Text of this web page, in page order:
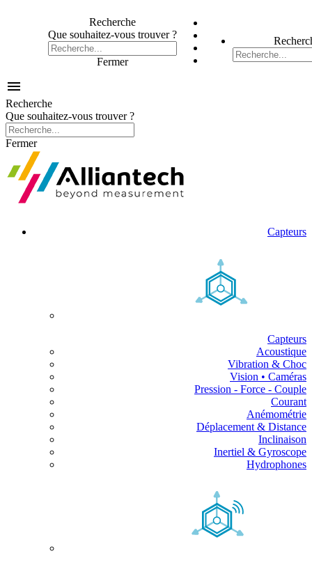
Recherche
Que souhaitez-vous trouver ?
Fermer

Recherche
Que souhaitez-vous trouver ?
Fermer
Capteurs
Capteurs
Acoustique
Vibration & Choc
Vision • Caméras
Pression - Force - Couple
Courant
Anémométrie
Déplacement & Distance
Inclinaison
Inertiel & Gyroscope
Hydrophones